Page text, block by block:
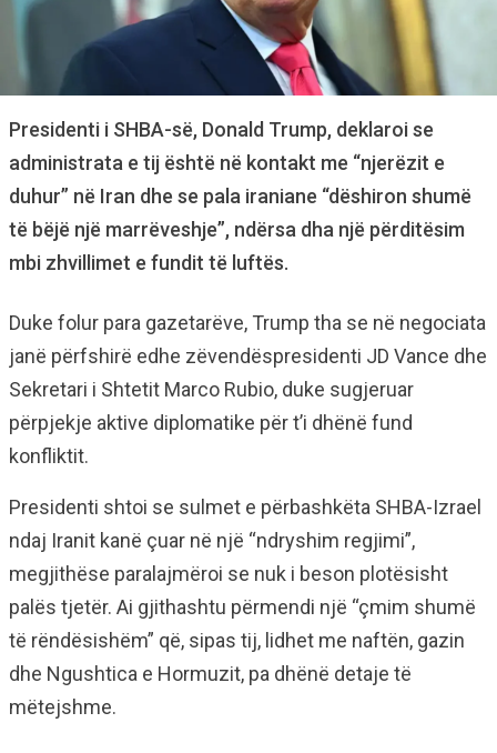
Presidenti i SHBA-së, Donald Trump, deklaroi se
administrata e tij është në kontakt me “njerëzit e
duhur” në Iran dhe se pala iraniane “dëshiron shumë
të bëjë një marrëveshje”, ndërsa dha një përditësim
mbi zhvillimet e fundit të luftës.
Duke folur para gazetarëve, Trump tha se në negociata
janë përfshirë edhe zëvendëspresidenti JD Vance dhe
Sekretari i Shtetit Marco Rubio, duke sugjeruar
përpjekje aktive diplomatike për t’i dhënë fund
konfliktit.
Presidenti shtoi se sulmet e përbashkëta SHBA-Izrael
ndaj Iranit kanë çuar në një “ndryshim regjimi”,
megjithëse paralajmëroi se nuk i beson plotësisht
palës tjetër. Ai gjithashtu përmendi një “çmim shumë
të rëndësishëm” që, sipas tij, lidhet me naftën, gazin
dhe Ngushtica e Hormuzit, pa dhënë detaje të
mëtejshme.